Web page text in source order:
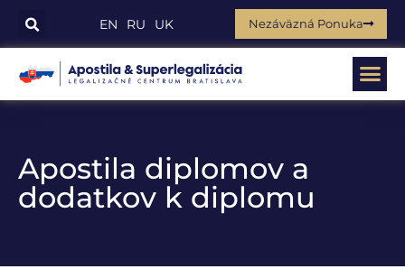
EN RU UK Nezáväzná Ponuka
Apostila diplomov a
dodatkov k diplomu